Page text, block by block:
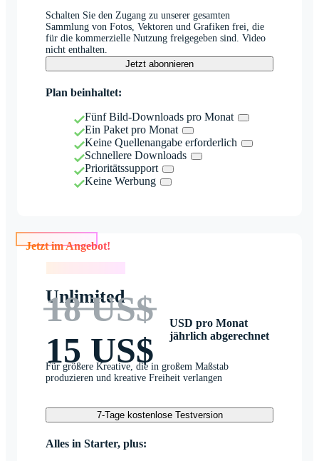
Schalten Sie den Zugang zu unserer gesamten
Sammlung von Fotos, Vektoren und Grafiken frei, die
für die kommerzielle Nutzung freigegeben sind. Video
nicht enthalten.
Jetzt abonnieren
Plan beinhaltet:
Fünf Bild-Downloads pro Monat
Ein Paket pro Monat
Keine Quellenangabe erforderlich
Schnellere Downloads
Prioritätssupport
Keine Werbung
Jetzt im Angebot!
Unlimited
18 US$
15 US$
USD pro Monat
jährlich abgerechnet
Für größere Kreative, die in großem Maßstab
produzieren und kreative Freiheit verlangen
7-Tage kostenlose Testversion
Alles in Starter, plus: